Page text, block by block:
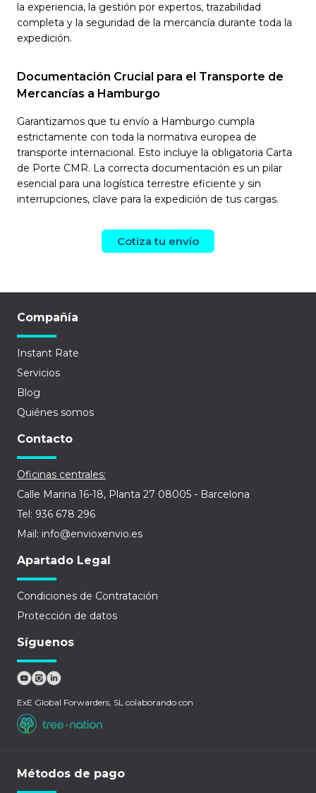
la experiencia, la gestión por expertos, trazabilidad
completa y la seguridad de la mercancía durante toda la
expedición.
Documentación Crucial para el Transporte de
Mercancías a Hamburgo
Garantizamos que tu envío a Hamburgo cumpla
estrictamente con toda la normativa europea de
transporte internacional. Esto incluye la obligatoria Carta
de Porte CMR. La correcta documentación es un pilar
esencial para una logística terrestre eficiente y sin
interrupciones, clave para la expedición de tus cargas.
Cotiza tu envío
Compañía
Instant Rate
Servicios
Blog
Quiénes somos
Contacto
Oficinas centrales:
Calle Marina 16-18, Planta 27 08005 - Barcelona
Tel: 936 678 296
Mail: info@envioxenvio.es
Apartado Legal
Condiciones de Contratación
Protección de datos
Síguenos
ExE Global Forwarders, SL colaborando con
Métodos de pago